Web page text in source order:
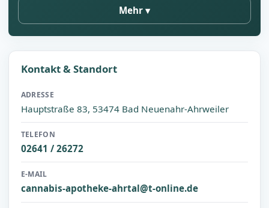
Mehr
Kontakt & Standort
ADRESSE
Hauptstraße 83, 53474 Bad Neuenahr-Ahrweiler
TELEFON
02641 / 26272
E-MAIL
cannabis-apotheke-ahrtal@t-online.de